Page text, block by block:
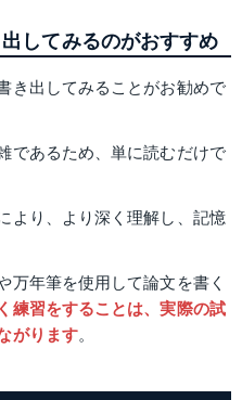
してみるのがおすすめ
き出してみることがお勧めで
であるため、単に読むだけで
より、より深く理解し、記憶
万年筆を使用して論文を書く
練習をすることは、実際の試
がります。